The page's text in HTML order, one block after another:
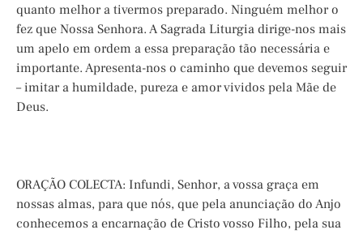
quanto melhor a tivermos preparado. Ninguém melhor o
fez que Nossa Senhora. A Sagrada Liturgia dirige-nos mais
um apelo em ordem a essa preparação tão necessária e
importante. Apresenta-nos o caminho que devemos seguir
– imitar a humildade, pureza e amor vividos pela Mãe de
Deus.
ORAÇÃO COLECTA: Infundi, Senhor, a vossa graça em
nossas almas, para que nós, que pela anunciação do Anjo
conhecemos a encarnação de Cristo vosso Filho, pela sua